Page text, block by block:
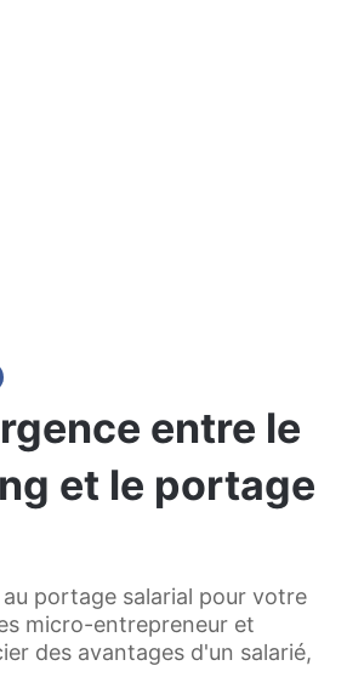
entre le
et le portage
portage salarial pour votre
micro-entrepreneur et
des avantages d'un salarié,